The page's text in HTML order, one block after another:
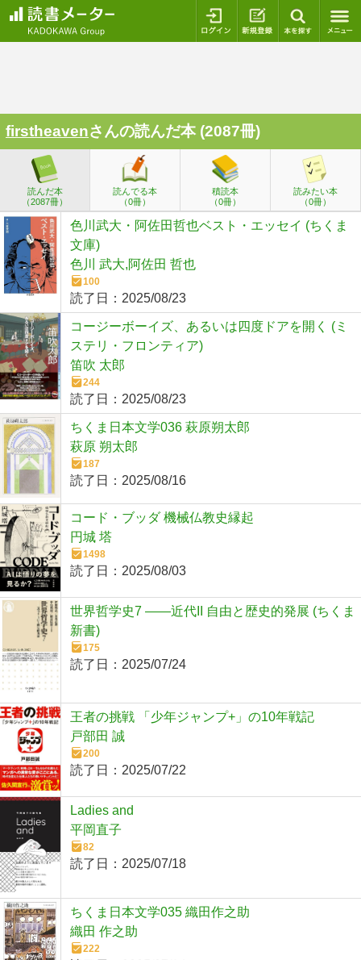
ログイン 新規登録
firstheavenさんの読んだ本 (2087冊)
読んだ本
（2087冊）
読んでる本
（0冊）
積読本
（0冊）
読みたい本
（0冊）
色川武大・阿佐田哲也ベスト・エッセイ (ちくま
文庫)
色川 武大,阿佐田 哲也
100
読了日： 2025/08/23
コージーボーイズ、あるいは四度ドアを開く (ミ
ステリ・フロンティア)
笛吹 太郎
244
読了日： 2025/08/23
ちくま日本文学036 萩原朔太郎
萩原 朔太郎
187
読了日： 2025/08/16
コード・ブッダ 機械仏教史縁起
円城 塔
1498
読了日： 2025/08/03
世界哲学史7 ――近代II 自由と歴史的発展 (ちくま
新書)
175
読了日： 2025/07/24
王者の挑戦 「少年ジャンプ+」の10年戦記
戸部田 誠
200
読了日： 2025/07/22
Ladies and
平岡直子
82
読了日： 2025/07/18
ちくま日本文学035 織田作之助
織田 作之助
222